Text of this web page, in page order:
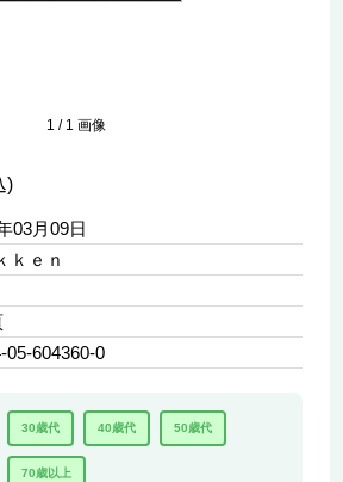
1 / 1 画像
)
03月09日
ｋｅｎ
05-604360-0
30歳代 40歳代 50歳代
70歳以上